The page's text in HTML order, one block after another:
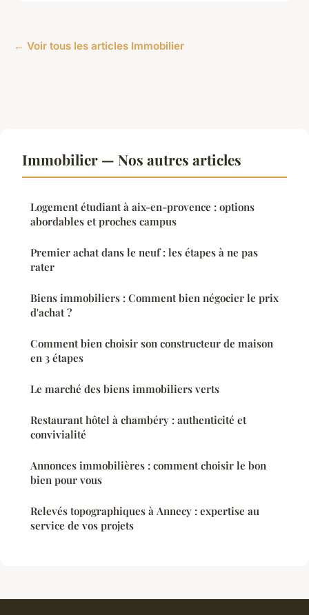
← Voir tous les articles Immobilier
Immobilier — Nos autres articles
Logement étudiant à aix-en-provence : options
abordables et proches campus
Premier achat dans le neuf : les étapes à ne pas
rater
Biens immobiliers : Comment bien négocier le prix
d'achat ?
Comment bien choisir son constructeur de maison
en 3 étapes
Le marché des biens immobiliers verts
Restaurant hôtel à chambéry : authenticité et
convivialité
Annonces immobilières : comment choisir le bon
bien pour vous
Relevés topographiques à Annecy : expertise au
service de vos projets